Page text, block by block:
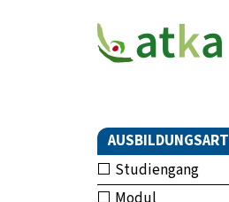
AUSBILDUNGSART
Studiengang